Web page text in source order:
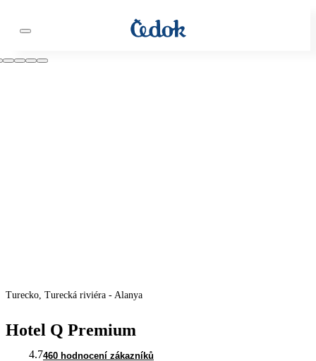
Turecko, Turecká riviéra - Alanya
Hotel Q Premium
4.7460 hodnocení zákazníků